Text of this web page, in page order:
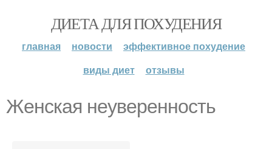
ДИЕТА ДЛЯ ПОХУДЕНИЯ
главная новости
эффективное похудение
виды диет
отзывы
Женская неуверенность